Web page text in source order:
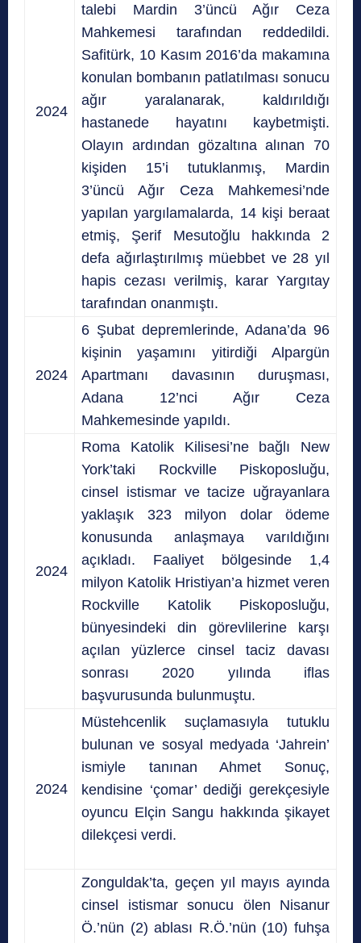
2024
talebi Mardin 3’üncü Ağır Ceza
Mahkemesi tarafından reddedildi.
Safitürk, 10 Kasım 2016’da makamına
konulan bombanın patlatılması sonucu
ağır yaralanarak, kaldırıldığı
hastanede hayatını kaybetmişti.
Olayın ardından gözaltına alınan 70
kişiden 15’i tutuklanmış, Mardin
3’üncü Ağır Ceza Mahkemesi’nde
yapılan yargılamalarda, 14 kişi beraat
etmiş, Şerif Mesutoğlu hakkında 2
defa ağırlaştırılmış müebbet ve 28 yıl
hapis cezası verilmiş, karar Yargıtay
tarafından onanmıştı.
2024
6 Şubat depremlerinde, Adana’da 96
kişinin yaşamını yitirdiği Alpargün
Apartmanı davasının duruşması,
Adana 12’nci Ağır Ceza
Mahkemesinde yapıldı.
2024
Roma Katolik Kilisesi’ne bağlı New
York’taki Rockville Piskoposluğu,
cinsel istismar ve tacize uğrayanlara
yaklaşık 323 milyon dolar ödeme
konusunda anlaşmaya varıldığını
açıkladı. Faaliyet bölgesinde 1,4
milyon Katolik Hristiyan’a hizmet veren
Rockville Katolik Piskoposluğu,
bünyesindeki din görevlilerine karşı
açılan yüzlerce cinsel taciz davası
sonrası 2020 yılında iflas
başvurusunda bulunmuştu.
2024
Müstehcenlik suçlamasıyla tutuklu
bulunan ve sosyal medyada ‘Jahrein’
ismiyle tanınan Ahmet Sonuç,
kendisine ‘çomar’ dediği gerekçesiyle
oyuncu Elçin Sangu hakkında şikayet
dilekçesi verdi.
Zonguldak’ta, geçen yıl mayıs ayında
cinsel istismar sonucu ölen Nisanur
Ö.’nün (2) ablası R.Ö.’nün (10) fuhşa